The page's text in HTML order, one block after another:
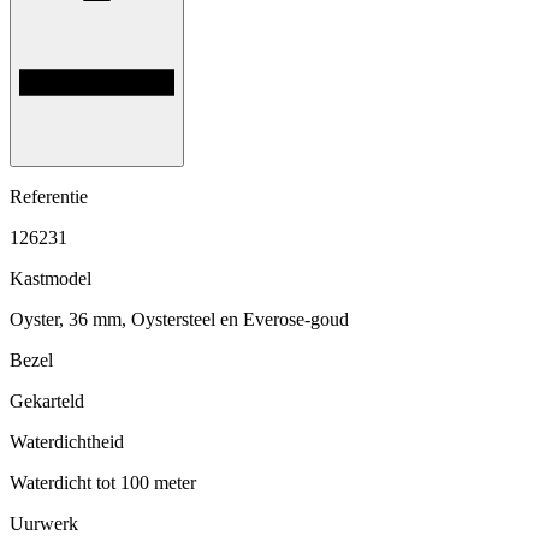
Referentie
126231
Kastmodel
Oyster, 36 mm, Oystersteel en Everose-goud
Bezel
Gekarteld
Waterdichtheid
Waterdicht tot 100 meter
Uurwerk